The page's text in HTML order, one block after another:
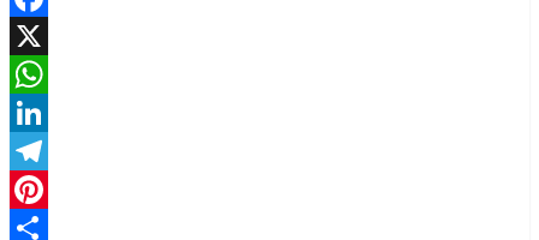
Facebook
X
WhatsApp
LinkedIn
Telegram
Pinterest